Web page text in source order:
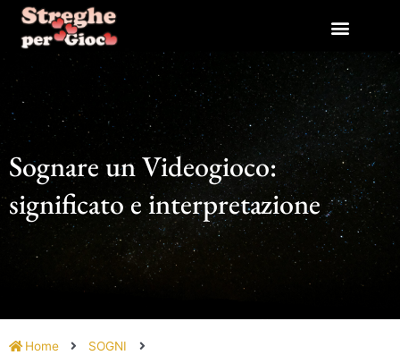
contenuto
Sognare un Videogioco:
significato e interpretazione
Home
SOGNI